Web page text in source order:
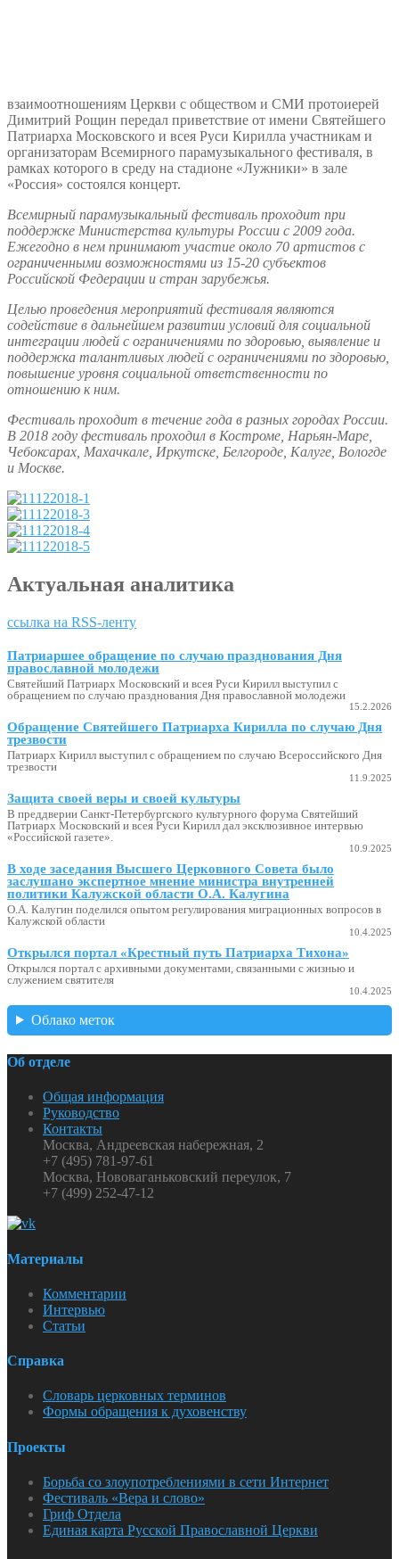
взаимоотношениям Церкви с обществом и СМИ протоиерей
Димитрий Рощин передал приветствие от имени Святейшего
Патриарха Московского и всея Руси Кирилла участникам и
организаторам Всемирного парамузыкального фестиваля, в
рамках которого в среду на стадионе «Лужники» в зале
«Россия» состоялся концерт.
Всемирный парамузыкальный фестиваль проходит при
поддержке Министерства культуры России с 2009 года.
Ежегодно в нем принимают участие около 70 артистов с
ограниченными возможностями из 15-20 субъектов
Российской Федерации и стран зарубежья.
Целью проведения мероприятий фестиваля являются
содействие в дальнейшем развитии условий для социальной
интеграции людей с ограничениями по здоровью, выявление и
поддержка талантливых людей с ограничениями по здоровью,
повышение уровня социальной ответственности по
отношению к ним.
Фестиваль проходит в течение года в разных городах России.
В 2018 году фестиваль проходил в Костроме, Нарьян-Маре,
Чебоксарах, Махачкале, Иркутске, Белгороде, Калуге, Вологде
и Москве.
Актуальная аналитика
ссылка на RSS-ленту
Патриаршее обращение по случаю празднования Дня
православной молодежи
Святейший Патриарх Московский и всея Руси Кирилл выступил с
обращением по случаю празднования Дня православной молодежи
15.2.2026
Обращение Святейшего Патриарха Кирилла по случаю Дня
трезвости
Патриарх Кирилл выступил с обращением по случаю Всероссийского Дня
трезвости
11.9.2025
Защита своей веры и своей культуры
В преддверии Санкт-Петербургского культурного форума Святейший
Патриарх Московский и всея Руси Кирилл дал эксклюзивное интервью
«Российской газете».
10.9.2025
В ходе заседания Высшего Церковного Совета было
заслушано экспертное мнение министра внутренней
политики Калужской области О.А. Калугина
О.А. Калугин поделился опытом регулирования миграционных вопросов в
Калужской области
10.4.2025
Открылся портал «Крестный путь Патриарха Тихона»
Открылся портал с архивными документами, связанными с жизнью и
служением святителя
10.4.2025
Облако меток
Об отделе
Общая информация
Руководство
Контакты
Москва, Андреевская набережная, 2
+7 (495) 781-97-61
Москва, Нововаганьковский переулок, 7
+7 (499) 252-47-12
Материалы
Комментарии
Интервью
Статьи
Справка
Словарь церковных терминов
Формы обращения к духовенству
Проекты
Борьба со злоупотреблениями в сети Интернет
Фестиваль «Вера и слово»
Гриф Отдела
Единая карта Русской Православной Церкви